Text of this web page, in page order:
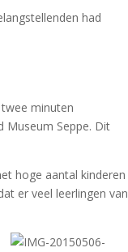
had
minuten
Museum Seppe. Dit
hoge aantal kinderen
er veel leerlingen van